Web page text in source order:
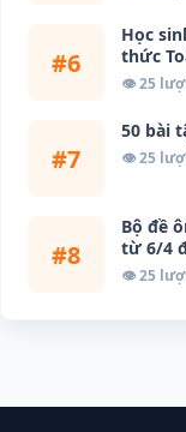
#6
Học
thức
👁 25
#7
50 bài
👁 25
#8
Bộ đề
từ 6/4
👁 25